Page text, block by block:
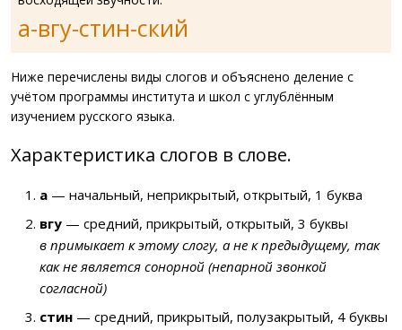
а-вгу-стин-ский
Ниже перечислены виды слогов и объяснено деление с
учётом программы института и школ с углублённым
изучением русского языка.
Характеристика слогов в слове.
а — начальный, неприкрытый, открытый, 1 буква
вгу — средний, прикрытый, открытый, 3 буквы
в примыкает к этому слогу, а не к предыдущему, так
как не является сонорной (непарной звонкой
согласной)
стин — средний, прикрытый, полузакрытый, 4 буквы